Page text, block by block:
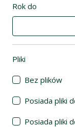
Rok do
Pliki
Bez plików
Posiada pliki
Posiada pliki